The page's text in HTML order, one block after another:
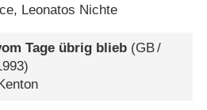
Leonatos Nichte
Tage übrig blieb (GB/